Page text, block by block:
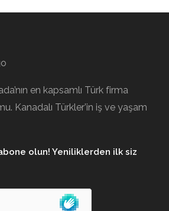
en kapsamlı Türk firma
Kanadalı Türkler’in iş ve yaşam
olun! Yeniliklerden ilk siz